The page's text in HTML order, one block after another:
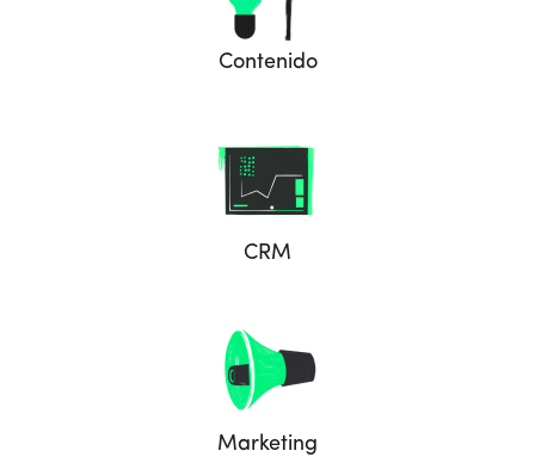
Contenido
CRM
Marketing